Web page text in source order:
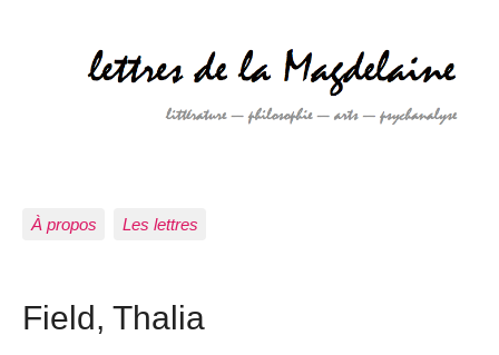
À propos Les lettres
Field, Thalia